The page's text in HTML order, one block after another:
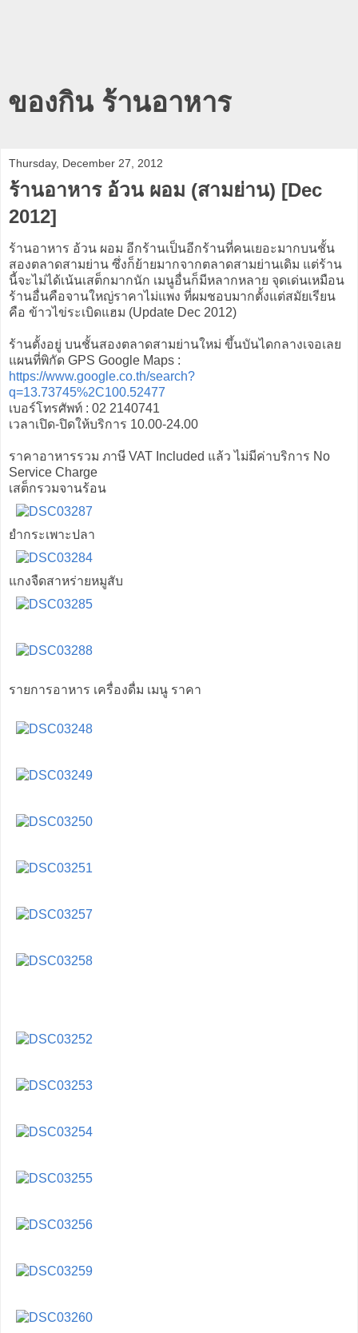
ของกิน ร้านอาหาร
Thursday, December 27, 2012
ร้านอาหาร อ้วน ผอม (สามย่าน) [Dec
2012]
ร้านอาหาร อ้วน ผอม อีกร้านเป็นอีกร้านที่คนเยอะมากบนชั้น
สองตลาดสามย่าน ซึ่งก็ย้ายมากจากตลาดสามย่านเดิม แต่ร้าน
นี้จะไม่ได้เน้นเสต็กมากนัก เมนูอื่นก็มีหลากหลาย จุดเด่นเหมือน
ร้านอื่นคือจานใหญ่ราคาไม่แพง ที่ผมชอบมากตั้งแต่สมัยเรียน
คือ ข้าวไข่ระเบิดแฮม (Update Dec 2012)
ร้านตั้งอยู่ บนชั้นสองตลาดสามย่านใหม่ ขึ้นบันไดกลางเจอเลย
แผนที่พิกัด GPS Google Maps :
https://www.google.co.th/search?
q=13.73745%2C100.52477
เบอร์โทรศัพท์ : 02 2140741
เวลาเปิด-ปิดให้บริการ 10.00-24.00
ราคาอาหารรวม ภาษี VAT Included แล้ว ไม่มีค่าบริการ No
Service Charge
เสต็กรวมจานร้อน
ยำกระเพาะปลา
แกงจืดสาหร่ายหมูสับ
รายการอาหาร เครื่องดื่ม เมนู ราคา